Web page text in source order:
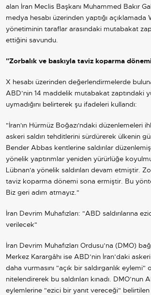
alan İran Meclis Başkanı Muhammed Bakır
medya hesabı üzerinden yaptığı açıklamada
yönetiminin taraflar arasındaki mutabakat
ettiğini savundu.
"Zorbalık ve baskıyla taviz koparma
X hesabı üzerinden değerlendirmelerde
ABD’nin 14 maddelik mutabakat zaptındaki
uymadığını belirterek şu ifadeleri kullandı:
"İran'ın Hürmüz Boğazı'ndaki düzenlemeleri
askeri saldırı tehditlerini sürdürerek ülkenin
Bender Abbas kentlerine saldırılar
yönelik yaptırımlar yeniden yürürlüğe
Lübnan'a yönelik saldırıları devam etmiştir.
taviz koparma dönemi sona ermiştir. Bu
Biz geri adım atmayız."
İran Devrim Muhafızları: "ABD saldırılarına
verilecek"
İran Devrim Muhafızları Ordusu’na (DMO)
Merkez Karargâhı ise ABD’nin İran’daki
daha vurmasını "açık bir saldırganlık eylemi"
nitelendirerek bu saldırıları kınadı. DMO’nun
eylemlerine "ezici bir yanıt vereceği" belirtilen